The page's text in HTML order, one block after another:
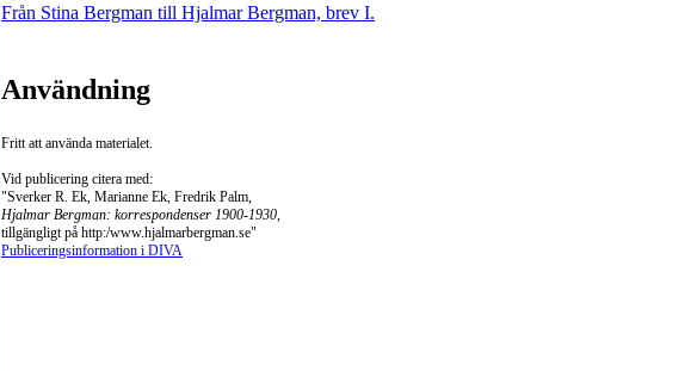
Från Stina Bergman till Hjalmar Bergman, brev I.
Användning
Fritt att använda materialet.
Vid publicering citera med:
"Sverker R. Ek, Marianne Ek, Fredrik Palm,
Hjalmar Bergman: korrespondenser 1900-1930,
tillgängligt på http:/www.hjalmarbergman.se"
Publiceringsinformation i DIVA